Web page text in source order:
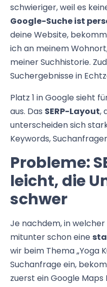
schwieriger, weil es
Google-Suche ist
deine Website,
ich an meinem
meiner Suchhistorie.
Suchergebnisse in
Platz 1 in Google sieht
aus. Das SERP-Layout,
unterscheiden sich
Keywords,
Probleme:
leicht, die
schwer
Je nachdem, in
mitunter schon eine
wir beim Thema „Yoga
Suchanfrage ein,
zuerst ein Google Maps